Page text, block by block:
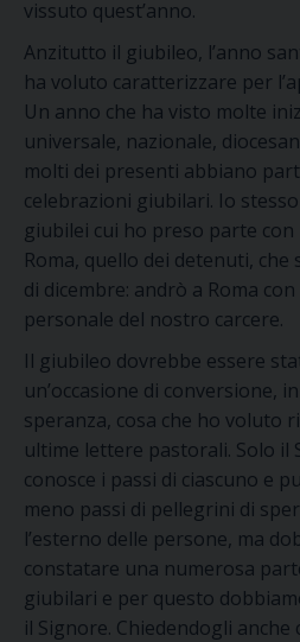
vissuto quest’anno.
Anzitutto il giubileo, l’anno
ha voluto caratterizzare per
Un anno che ha visto molte
universale, nazionale,
molti dei presenti abbiano
celebrazioni giubilari. Io
giubilei cui ho preso parte con
Roma, quello dei detenuti, che
di dicembre: andrò a Roma
personale del nostro carcere.
Il giubileo dovrebbe essere
un’occasione di conversione,
speranza, cosa che ho voluto
ultime lettere pastorali. Solo il
conosce i passi di ciascuno e
meno passi di pellegrini di
l’esterno delle persone, ma
constatare una numerosa
giubilari e per questo
il Signore. Chiedendogli